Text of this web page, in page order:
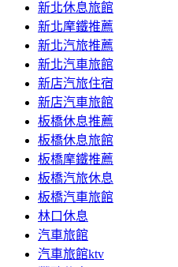
新北休息旅館
新北摩鐵推薦
新北汽旅推薦
新北汽車旅館
新店汽旅住宿
新店汽車旅館
板橋休息推薦
板橋休息旅館
板橋摩鐵推薦
板橋汽旅休息
板橋汽車旅館
林口休息
汽車旅館
汽車旅館ktv